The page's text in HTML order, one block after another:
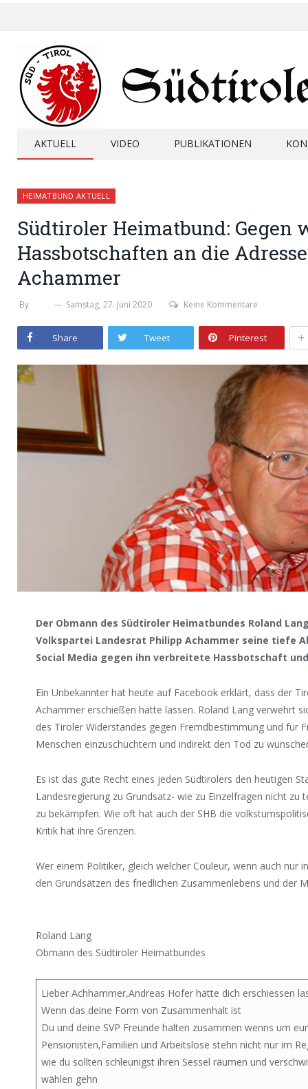
AKTUELL VIDEO PUBLIKATIONEN
HEIMATBUND AKTUELL
Südtiroler Heimatbund: Gegen
Hassbotschaften an die
Achammer
By Samstag, 27. Juni 2020 Keine Kommentare
Share Tweet Pinterest +
Der Obmann des Südtiroler Heimatbundes Roland
Volkspartei Landesrat Philipp Achammer seine tiefe
Social Media gegen ihn verbreitete Hassbotschaft
Ein Unbekannter hat heute auf Facebook erklärt, dass der
Achammer erschießen hätte lassen. Roland Lang verwehrt
des Tiroler Widerstandes gegen Fremdbestimmung und für
Menschen einzuschüchtern und indirekt den Tod zu
Es ist das gute Recht eines jeden Südtirolers den heutigen
Landesregierung zu Grundsatz- wie zu Einzelfragen nicht
zu bekämpfen. Wie oft hat auch der SHB die
Kritik hat ihre Grenzen.
Wer einem Politiker, gleich welcher Couleur, wenn auch nur
den Grundsätzen des friedlichen Zusammenlebens und der
Roland Lang
Obmann des Südtiroler Heimatbundes
Lieber Achhammer,Andreas Hofer hätte dich erschiessen
Wenn das deine Form von Zusammenhalt ist
Du und deine SVP Freunde halten zusammen wenns um
Pensionisten,Familien und Arbeitslose stehn nicht nur im
wie du sollten schleunigst ihren Sessel räumen und
wählen gehn